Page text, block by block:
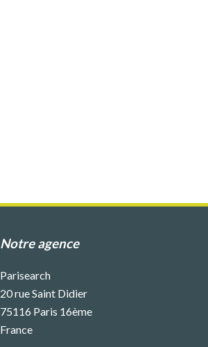
Notre agence
Parisearch
20 rue Saint Didier
75116 Paris 16ème
France